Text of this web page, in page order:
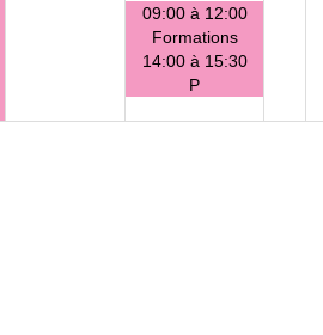
09:00 à 12:00
Formations
14:00 à 15:30
P